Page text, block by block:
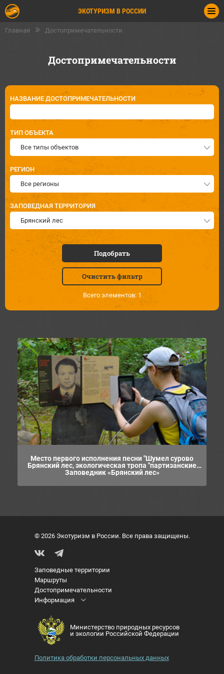
ЭКОТУРИЗМ В РОССИИ
Главная Достопримечательности
Достопримечательности
НАЗВАНИЕ ДОСТОПРИМЕЧАТЕЛЬНОСТИ
ТИП ОБЪЕКТА
Все типы объектов
РЕГИОН
Все регионы
ЗАПОВЕДНАЯ ТЕРРИТОРИЯ
Брянский лес
Подобрать
Очистить фильтр
Всего элементов: 1
Место первого исполнения песни "Шумел сурово
Брянский лес, экологическая тропа "партизанские
истории"
Заповедник «Брянский лес»
© 2026 Экотуризм в России. Все права защищены.
Заповедные территории
Маршруты
Достопримечательности
Информация
Министерство природных ресурсов
и экологии Российской Федерации
Политика обработки персональных данных